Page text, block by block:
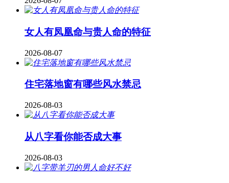
女人有凤凰命与贵人命的特征
2026-08-07
住宅落地窗有哪些风水禁忌
2026-08-03
从八字看你能否成大事
2026-08-03